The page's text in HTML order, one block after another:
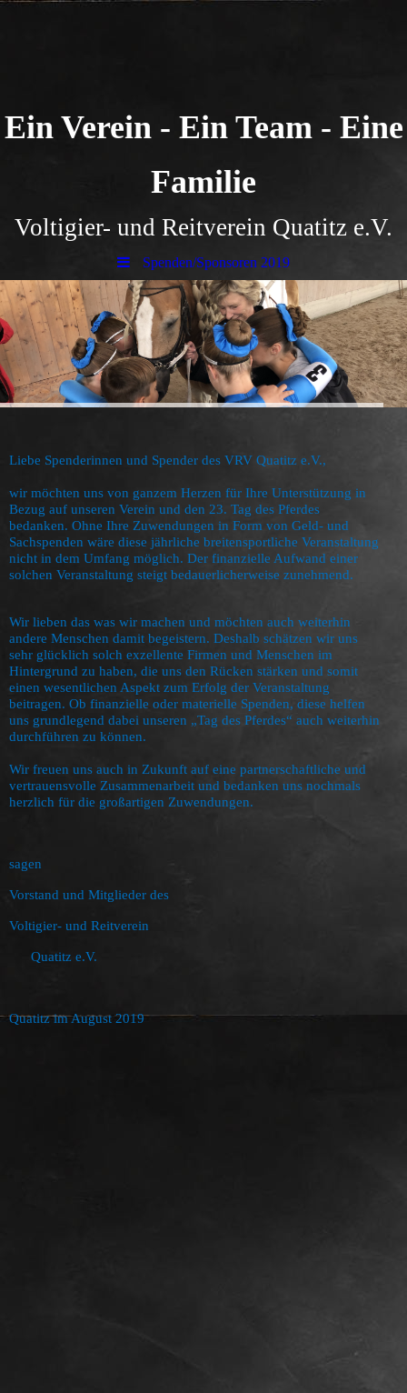
Ein Verein - Ein Team - Eine
Familie
Voltigier- und Reitverein Quatitz e.V.
Spenden/Sponsoren 2019
Liebe Spenderinnen und Spender des VRV Quatitz e.V.,
wir möchten uns von ganzem Herzen für Ihre Unterstützung in
Bezug auf unseren Verein und den 23. Tag des Pferdes
bedanken. Ohne Ihre Zuwendungen in Form von Geld- und
Sachspenden wäre diese jährliche breitensportliche Veranstaltung
nicht in dem Umfang möglich. Der finanzielle Aufwand einer
solchen Veranstaltung steigt bedauerlicherweise zunehmend.
Wir lieben das was wir machen und möchten auch weiterhin
andere Menschen damit begeistern. Deshalb schätzen wir uns
sehr glücklich solch exzellente Firmen und Menschen im
Hintergrund zu haben, die uns den Rücken stärken und somit
einen wesentlichen Aspekt zum Erfolg der Veranstaltung
beitragen. Ob finanzielle oder materielle Spenden, diese helfen
uns grundlegend dabei unseren „Tag des Pferdes“ auch weiterhin
durchführen zu können.
Wir freuen uns auch in Zukunft auf eine partnerschaftliche und
vertrauensvolle Zusammenarbeit und bedanken uns nochmals
herzlich für die großartigen Zuwendungen.
sagen
Vorstand und Mitglieder des
Voltigier- und Reitverein
Quatitz e.V.
Quatitz im August 2019